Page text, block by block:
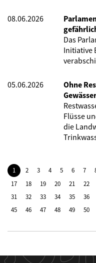
08.06.2026
Das
Initiative
05.06.2026
Ohne
Gewässer
Flüsse
die
1 2 3 4 5 6 7
17
18 19 20 21 22
31
32 33 34 35 36
45
46 47 48 49 50